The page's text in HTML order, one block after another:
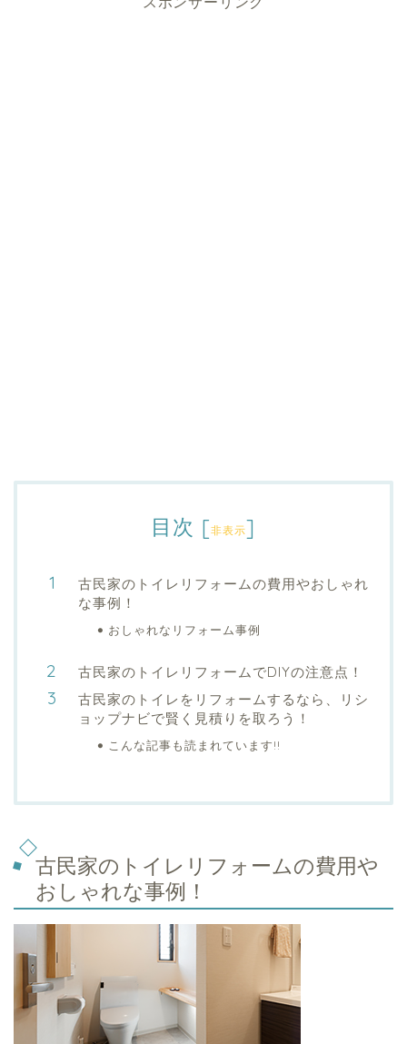
目次 [非表示]
古民家のトイレリフォームの費用やおしゃれ
な事例！
おしゃれなリフォーム事例
古民家のトイレリフォームでDIYの注意点！
古民家のトイレをリフォームするなら、リシ
ョップナビで賢く見積りを取ろう！
こんな記事も読まれています!!
古民家のトイレリフォームの費用や
おしゃれな事例！